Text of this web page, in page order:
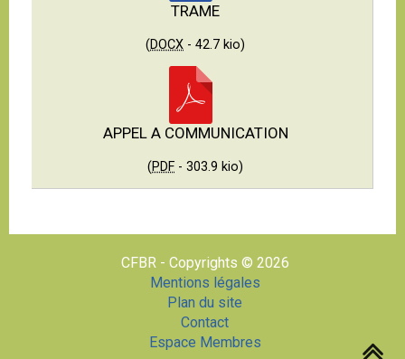
TRAME
(DOCX - 42.7 kio)
APPEL A COMMUNICATION
(PDF - 303.9 kio)
CFBR - Copyrights © 2026
Mentions légales
Plan du site
Contact
Espace Membres